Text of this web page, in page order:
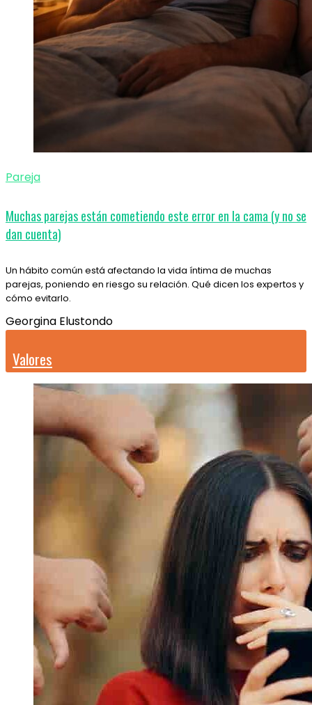
Pareja
Muchas parejas están cometiendo este error en la cama (y no se
dan cuenta)
Un hábito común está afectando la vida íntima de muchas
parejas, poniendo en riesgo su relación. Qué dicen los expertos y
cómo evitarlo.
Georgina Elustondo
Valores